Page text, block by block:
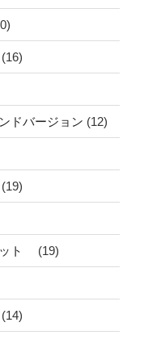
(16)
バージョン (12)
(19)
ト (19)
(14)